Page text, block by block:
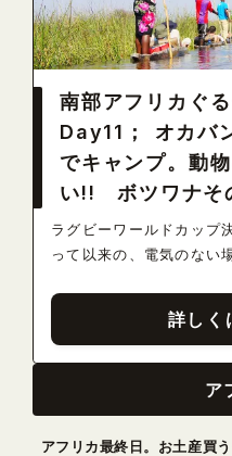
南部アフリカぐ
Day11； オカバ
でキャンプ。動
い!! ボツワナそ
ラグビーワールドカップ
って以来の、電気のない
詳しく
ア
アフリカ最終日。お土産買